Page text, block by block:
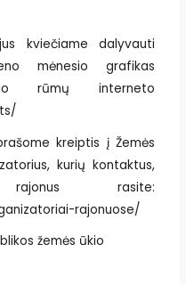
kviečiame dalyvauti
mėnesio grafikas
rūmų interneto
kreiptis į Žemės
kurių kontaktus,
rasite:
rajonuose/
žemės ūkio